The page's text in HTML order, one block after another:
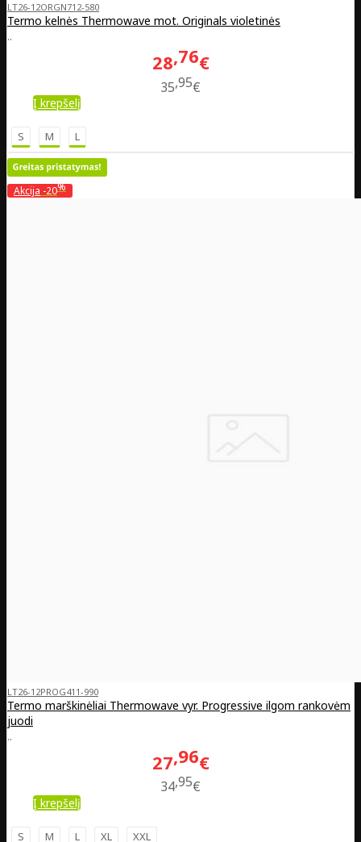
LT26-12ORGN712-580
Termo kelnės Thermowave mot. Originals violetinės
..
28 76€
35 95€
Į krepšelį
S M L
Akcija -20%
LT26-12PROG411-990
Termo marškinėliai Thermowave vyr. Progressive ilgom rankovėm
juodi
..
27 96€
3495€
Į krepšelį
S M L XL XXL